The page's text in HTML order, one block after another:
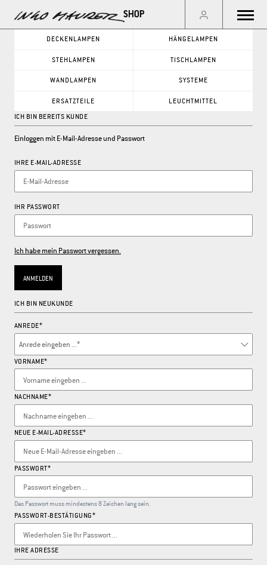
Menu
PRODUKTKATEGORIE
DECKENLAMPEN
HÄNGELAMPEN
STEHLAMPEN
WANDLAMPEN
DECKENLAMPEN HÄNGELAMPEN
STEHLAMPEN TISCHLAMPEN
WANDLAMPEN SYSTEME
ERSATZTEILE
LEUCHTMITTEL
ICH BIN BEREITS KUNDE
Einloggen mit E-Mail-Adresse und Passwort
IHRE E-MAIL-ADRESSE
IHR PASSWORT
Ich habe mein Passwort vergessen.
ANMELDEN
ICH BIN NEUKUNDE
ANREDE*
VORNAME*
NACHNAME*
NEUE E-MAIL-ADRESSE*
PASSWORT*
Das Passwort muss mindestens 8 Zeichen lang sein.
PASSWORT-BESTÄTIGUNG*
IHRE ADRESSE